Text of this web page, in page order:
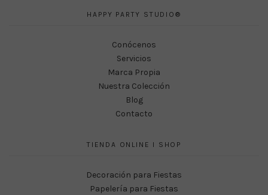
HAPPY PARTY STUDIO®
Conócenos
Servicios
Marca Propia
Nuestra Colección
Blog
Contacto
TIENDA ONLINE I SHOP
Decoración para Fiestas
Papelería para Fiestas